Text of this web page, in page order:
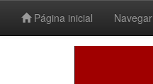
Página inicial Navegar